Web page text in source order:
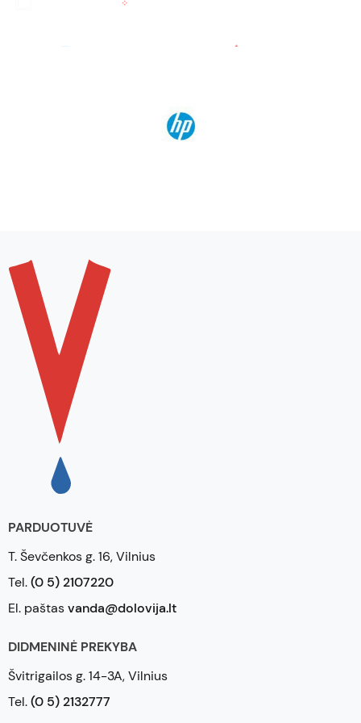
Lentynėlės dokumentams internetu
Reikia naujų dokumentams laikyti skirtų lentynėlių?
lentynėlių?
Reikalingos patvarios lentynėlės dokumentams
konkurencinga kaina? Tuomet užsukite pas mus –
„Dolovijos“ parduotuvė įsikūrusi Vilniuje, Ševčenkos
gatvėje. Parodysime asortimentą, patarsime, padėsime
išsirinkti. Reikmenys popieriui parduodami labai gera
kaina. Garantuojame dėmesingą aptarnavimą, puikų
kainos ir kokybės santykį bei geriausią pirkimo patirtį.
PARDUOTUVĖ
T. Ševčenkos g. 16, Vilnius
Tel.(0 5) 2107220
El. paštasvanda@dolovija.lt
DIDMENINĖ PREKYBA
Švitrigailos g. 14-3A, Vilnius
Tel.(0 5) 2132777